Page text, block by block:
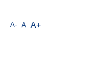
A- A A+